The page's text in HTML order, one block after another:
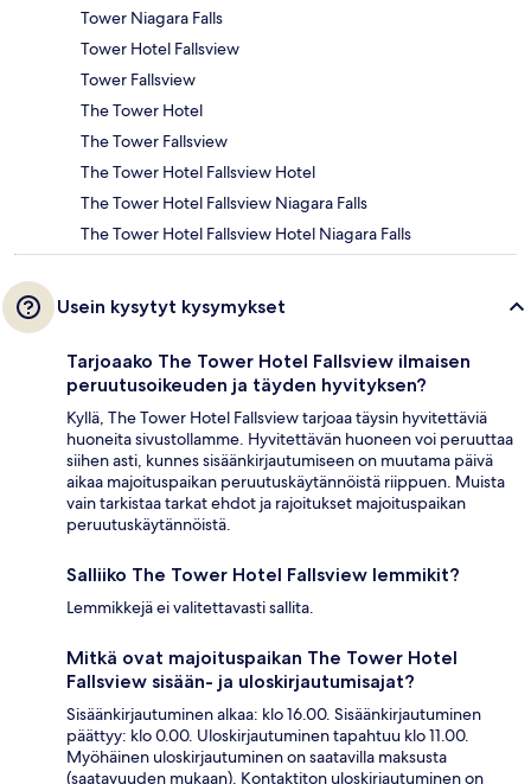
Tower Niagara Falls
Tower Hotel Fallsview
Tower Fallsview
The Tower Hotel
The Tower Fallsview
The Tower Hotel Fallsview Hotel
The Tower Hotel Fallsview Niagara Falls
The Tower Hotel Fallsview Hotel Niagara Falls
Usein kysytyt kysymykset
Tarjoaako The Tower Hotel Fallsview ilmaisen
peruutusoikeuden ja täyden hyvityksen?
Kyllä, The Tower Hotel Fallsview tarjoaa täysin hyvitettäviä
huoneita sivustollamme. Hyvitettävän huoneen voi peruuttaa
siihen asti, kunnes sisäänkirjautumiseen on muutama päivä
aikaa majoituspaikan peruutuskäytännöistä riippuen. Muista
vain tarkistaa tarkat ehdot ja rajoitukset majoituspaikan
peruutuskäytännöistä.
Salliiko The Tower Hotel Fallsview lemmikit?
Lemmikkejä ei valitettavasti sallita.
Mitkä ovat majoituspaikan The Tower Hotel
Fallsview sisään- ja uloskirjautumisajat?
Sisäänkirjautuminen alkaa: klo 16.00. Sisäänkirjautuminen
päättyy: klo 0.00. Uloskirjautuminen tapahtuu klo 11.00.
Myöhäinen uloskirjautuminen on saatavilla maksusta
(saatavuuden mukaan). Kontaktiton uloskirjautuminen on